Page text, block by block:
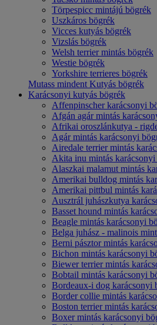
Törpespicc mintájú bögrék
Uszkáros bögrék
Vicces kutyás bögrék
Vizslás bögrék
Welsh terrier mintás bögrék
Westie bögrék
Yorkshire terrieres bögrék
Mutass mindent Kutyás bögrék
Karácsonyi kutyás bögrék
Affenpinscher karácsonyi
Afgán agár mintás
Afrikai oroszlánkutya -
Agár mintás karácsonyi
Airedale terrier mintás
Akita inu mintás
Alaszkai malamut mintás
Amerikai bulldog mintás
Amerikai pittbul mintás
Ausztrál juhászkutya
Basset hound mintás
Beagle mintás karácsonyi
Belga juhász - malinois
Berni pásztor mintás
Bichon mintás karácsonyi
Biewer terrier mintás
Bobtail mintás karácsonyi
Bordeaux-i dog karácsonyi
Border collie mintás
Boston terrier mintás
Boxer mintás karácsonyi